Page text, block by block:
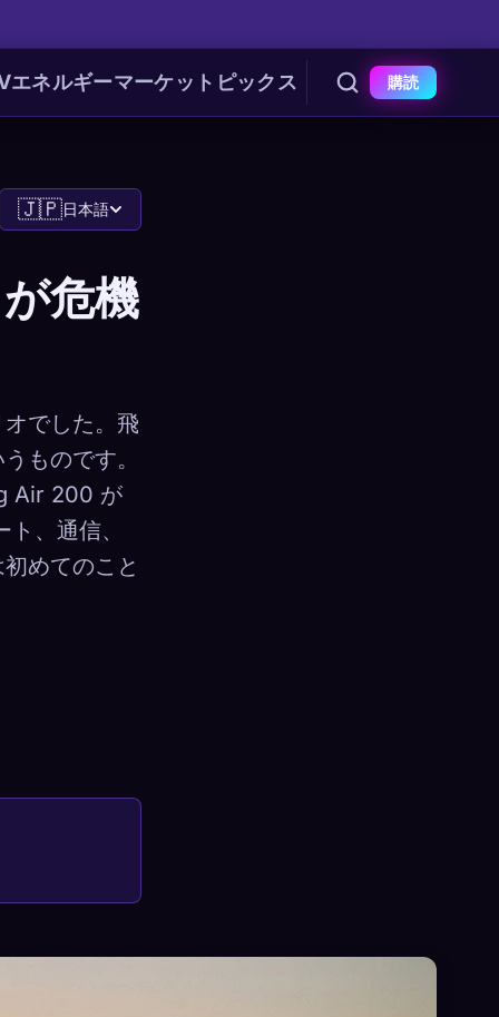
エネルギーマーケット ピックス 購読
🇯🇵日本語
危機
でした。飛
ものです。
Air 200 が
、通信、
めてのこと